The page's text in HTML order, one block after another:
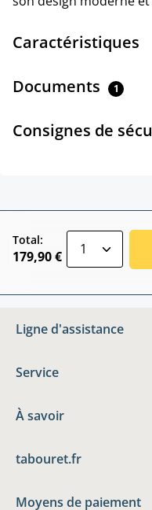
Caractéristiques
Documents 1
Consignes de
Total:
179,90 €
Ligne d'assistance
Service
À savoir
tabouret.fr
Moyens de paiement